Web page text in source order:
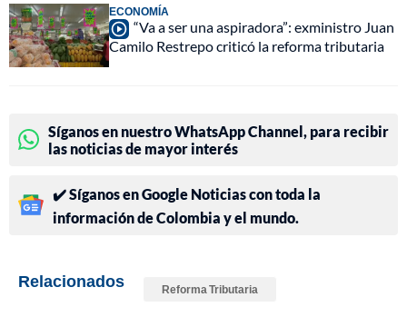
ECONOMÍA
“Va a ser una aspiradora”: exministro Juan
Camilo Restrepo criticó la reforma tributaria
Síganos en nuestro WhatsApp Channel, para recibir
las noticias de mayor interés
✔️ Síganos en Google Noticias con toda la
información de Colombia y el mundo.
Relacionados Reforma Tributaria